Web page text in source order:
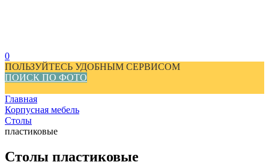
0
ПОЛЬЗУЙТЕСЬ УДОБНЫМ СЕРВИСОМ
ПОИСК ПО ФОТО
Главная
Корпусная мебель
Столы
пластиковые
Столы пластиковые